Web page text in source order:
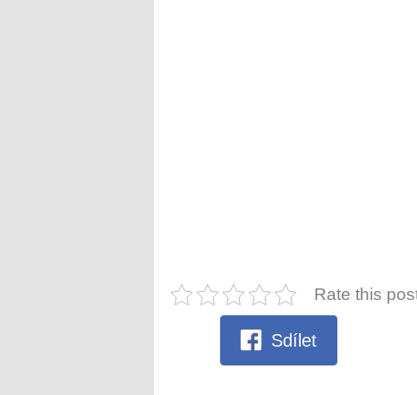
Rate this
Sdílet